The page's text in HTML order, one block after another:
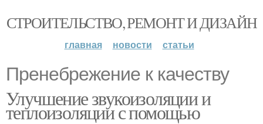
СТРОИТЕЛЬСТВО, РЕМОНТ И ДИЗАЙН
главная новости статьи
Пренебрежение к качеству
Улучшение звукоизоляции и
теплоизоляции с помощью